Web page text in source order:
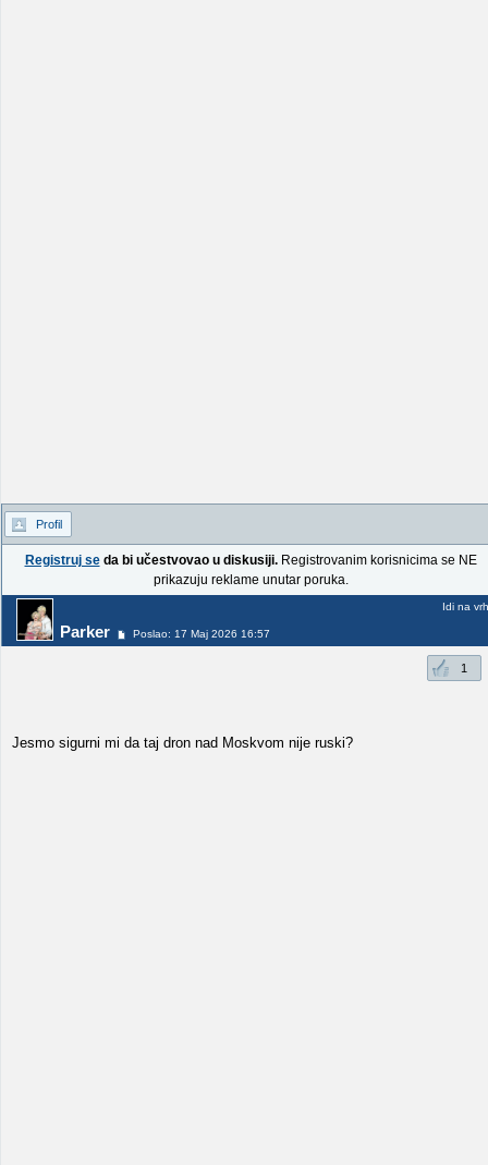
Profil
Registruj seda bi učestvovao u diskusiji.Registrovanim korisnicima se NE
prikazuju reklame unutar poruka.
Parker Poslao: 17 Maj 2026 16:57
Idi na vrh
1
Jesmo sigurni mi da taj dron nad Moskvom nije ruski?